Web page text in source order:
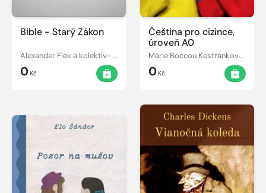
Bible - Starý Zákon
Alexander Flek a kolektiv- překlad
0Kč
Čeština pro cizince,
úroveň A0
Marie Boccou Kestřánková, Jarmila Klaudysová
0Kč